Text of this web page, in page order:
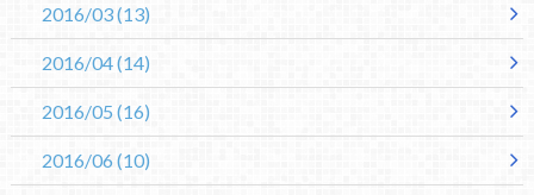
2016/03(13)
2016/04(14)
2016/05(16)
2016/06(10)